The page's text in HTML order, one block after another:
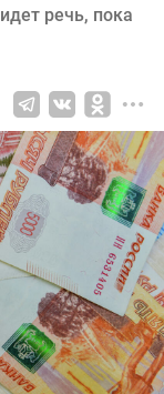
речь, пока